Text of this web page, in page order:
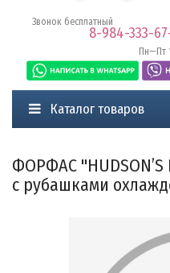
8-984-333-
Звонок бесплатный
Пн—Пт
Каталог товаров
ФОРФАС "HUDSON’S
с рубашками